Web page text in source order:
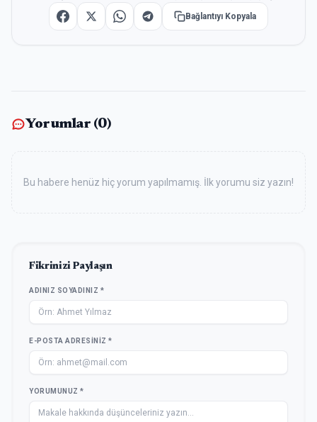
Bağlantıyı Kopyala
Yorumlar (0)
Bu habere henüz hiç yorum yapılmamış. İlk yorumu siz yazın!
Fikrinizi Paylaşın
ADINIZ SOYADINIZ *
E-POSTA ADRESINIZ *
YORUMUNUZ *